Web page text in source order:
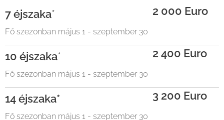
7 éjszaka*
Fő szezonban május 1 - szeptember 30
2 000 Euro
10 éjszaka*
Fő szezonban május 1 - szeptember 30
2 400 Euro
14 éjszaka*
Fő szezonban május 1 - szeptember 30
3 200 Euro